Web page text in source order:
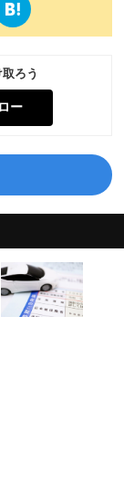
ろう
ー